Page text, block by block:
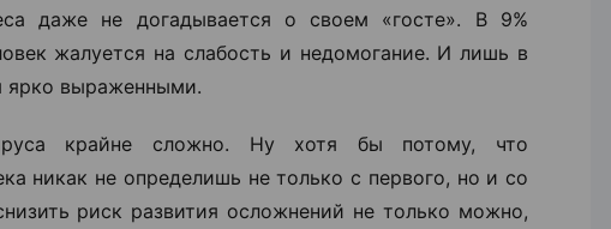
даже не догадывается о своем «госте». В 9%
жалуется на слабость и недомогание. И лишь в
ярко выраженными.
крайне сложно. Ну хотя бы потому, что
никак не определишь не только с первого, но и со
риск развития осложнений не только можно,